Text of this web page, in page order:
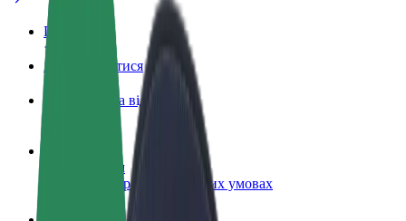
Переваги
Як приєднатися
Запитання та відповіді
Стати водієм
Заробляйте гроші на власних умовах